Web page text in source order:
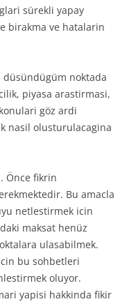
sürekli yapay
birakma ve hatalarin
noktada
piyasa arastirmasi,
göz ardi
nasil olusturulacagina
Önce fikrin
Bu amacla
netlestirmek icin
maksat henüz
ulasabilmek.
bu sohbetleri
oluyor.
yapisi hakkinda fikir